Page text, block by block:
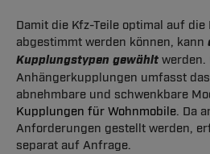
Damit die Kfz-Teile optimal auf
abgestimmt werden können, kann
Kupplungstypen gewählt werden.
Anhängerkupplungen umfasst
abnehmbare und schwenkbare
Kupplungen für Wohnmobile. Da
Anforderungen gestellt werden,
separat auf Anfrage.